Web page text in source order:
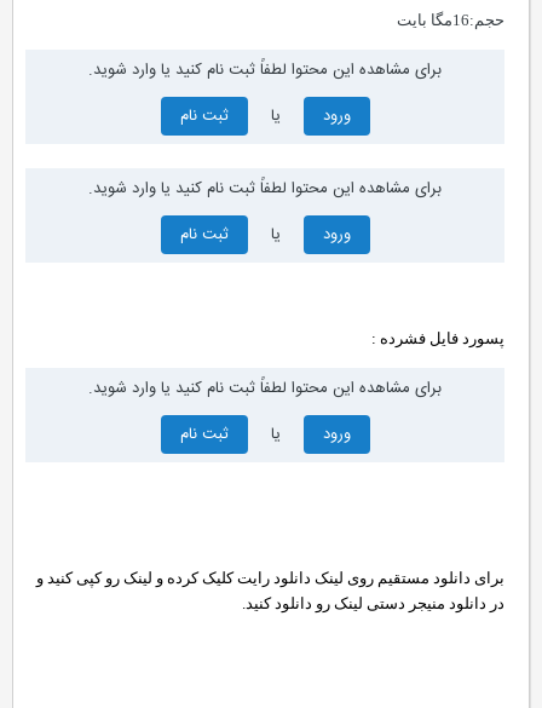
حجم:16مگا بایت
برای مشاهده این محتوا لطفاً ثبت نام کنید یا وارد شوید.
ورود
ثبت نام
برای مشاهده این محتوا لطفاً ثبت نام کنید یا وارد شوید.
ورود
ثبت نام
پسورد فایل فشرده :
برای مشاهده این محتوا لطفاً ثبت نام کنید یا وارد شوید.
ورود
ثبت نام
برای دانلود مستقیم روی لینک دانلود رایت کلیک کرده و لینک رو کپی کنید و
در دانلود منیجر دستیلینکرو دانلود کنید.